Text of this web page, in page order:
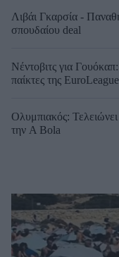
Λιβάι Γκαρσία -
σπουδαίου deal
Νέντοβιτς για
παίκτες της
Ολυμπιακός:
την A Bola